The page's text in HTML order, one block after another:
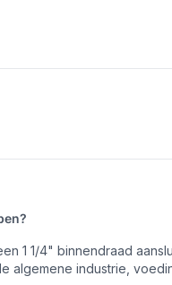
1 1/4" binnendraad
algemene industrie,